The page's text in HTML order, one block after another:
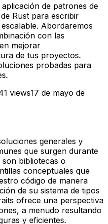
de patrones de
Rust para escribir
Abordaremos
con las
mejorar
de tus proyectos.
probadas para
views17 de mayo de
generales y
que surgen durante
bibliotecas o
conceptuales que
código de manera
de su sistema de tipos
ofrece una perspectiva
a menudo resultando
y eficientes.